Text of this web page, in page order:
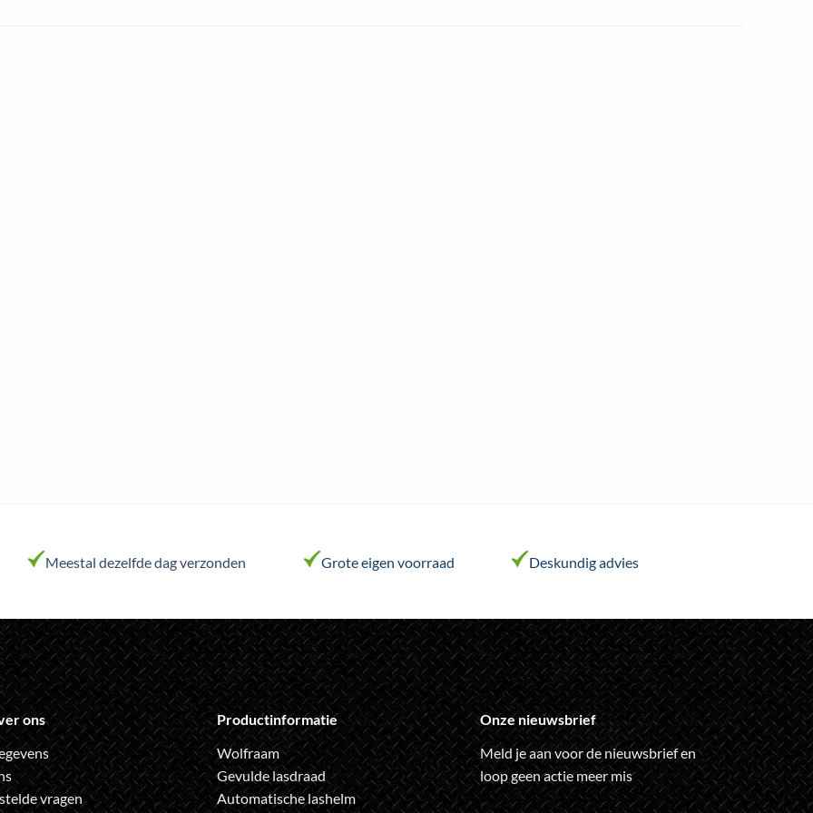
Meestal dezelfde dag verzonden Grote eigen voorraad Deskundig advies
ons
vragen
Productinformatie
Wolfraam
Gevulde lasdraad
Automatische lashelm
Onze nieuwsbrief
Meld je aan voor de nieuwsbrief en
loop geen actie meer mis